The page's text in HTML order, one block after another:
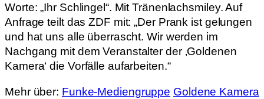
Worte: „Ihr Schlingel“. Mit Tränenlachsmiley. Auf
Anfrage teilt das ZDF mit: „Der Prank ist gelungen
und hat uns alle überrascht. Wir werden im
Nachgang mit dem Veranstalter der ‚Goldenen
Kamera‘ die Vorfälle aufarbeiten.“
Mehr über: Funke-Mediengruppe Goldene Kamera